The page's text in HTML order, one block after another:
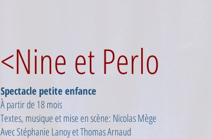
<Nine et Perlo
Spectacle petite enfance
À partir de 18 mois
Textes, musiqueet mise en scène: Nicolas Mège
Avec Stéphanie Lanoy et Thomas Arnaud